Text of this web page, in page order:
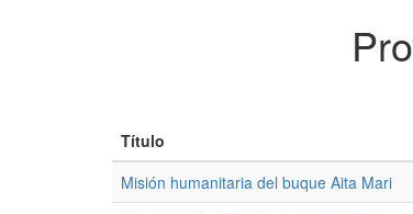
Título
Misión humanitaria del buque Aita Mari